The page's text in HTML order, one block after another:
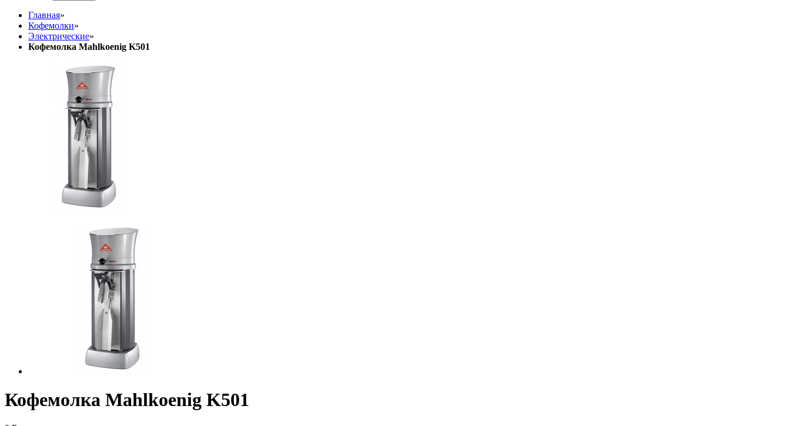
Главная»
Кофемолки»
Электрические»
Кофемолка Mahlkoenig K501
Кофемолка Mahlkoenig K501